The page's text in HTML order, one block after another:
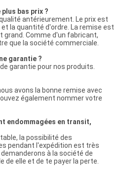
bas prix ?
antérieurement. Le prix est
la quantité d'ordre. La remise est
grand. Comme d'un fabricant,
que la société commerciale.
garantie ?
garantie pour nos produits.
avons la bonne remise avec
également nommer votre
endommagées en transit,
la possibilité des
pendant l'expédition est très
à la société de
elle et de te payer la perte.